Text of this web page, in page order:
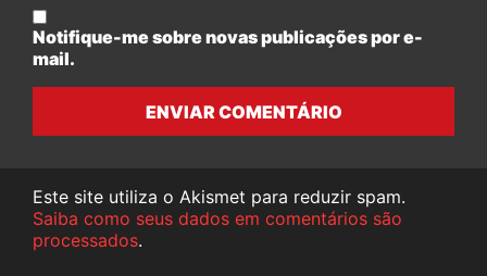
Notifique-me sobre novas publicações por e-
mail.
ENVIAR COMENTÁRIO
Este site utiliza o Akismet para reduzir spam.
Saiba como seus dados em comentários são
processados.